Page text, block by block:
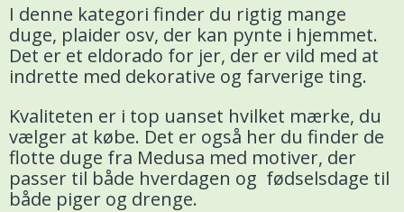
I denne kategori finder du rigtig mange
duge, plaider osv, der kan pynte i hjemmet.
Det er et eldorado for jer, der er vild med at
indrette med dekorative og farverige ting.
Kvaliteten er i top uanset hvilket mærke, du
vælger at købe. Det er også her du finder de
flotte duge fra Medusa med motiver, der
passer til både hverdagen og fødselsdage til
både piger og drenge.